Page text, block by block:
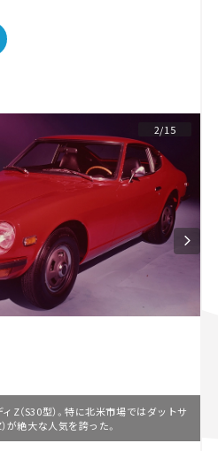
2/15
Z（S30型）。特に北米市場ではダットサ
が絶大な人気を誇った。